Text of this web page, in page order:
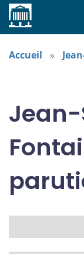
Accueil